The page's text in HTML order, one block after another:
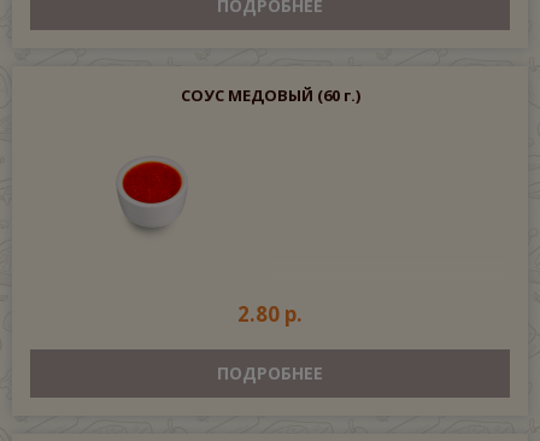
ПОДРОБНЕЕ
СОУС МЕДОВЫЙ (60 г.)
2.80 р.
ПОДРОБНЕЕ